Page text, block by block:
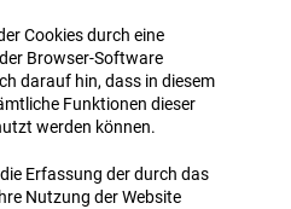
Cookies durch eine
Browser-Software
darauf hin, dass in diesem
Funktionen dieser
werden können.
Erfassung der durch das
Nutzung der Website